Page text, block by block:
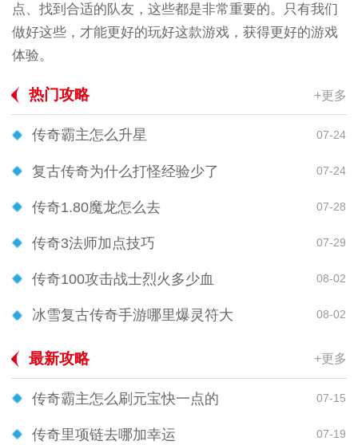
点、找到合适的队友，这些都是非常重要的。只有我们
做好这些，才能更好的玩好这款游戏，获得更好的游戏
体验。
热门攻略 +更多
传奇霸主怎么升星 07-24
复古传奇为什么打怪经验少了 07-24
传奇1.80魔龙怎么去 07-28
传奇3法师加点技巧 07-29
传奇100攻击战士烈火多少血 08-02
冰雪复古传奇手游哪里爆灵符大 08-02
最新攻略 +更多
传奇霸主怎么刷元宝快一点的 07-15
传奇里项链去哪加幸运 07-19